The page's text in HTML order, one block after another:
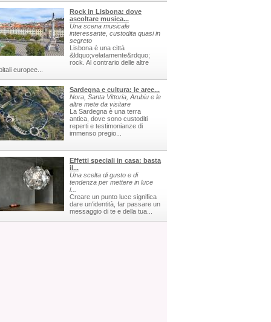
Rock in Lisbona: dove
ascoltare musica...
Una scena musicale
interessante, custodita quasi in
segreto
Lisbona è una città
&ldquo;velatamente&rdquo;
rock. Al contrario delle altre
europee...
Sardegna e cultura: le aree...
Nora, Santa Vittoria, Arubiu e le
altre mete da visitare
La Sardegna è una terra
antica, dove sono custoditi
reperti e testimonianze di
immenso pregio...
Effetti speciali in casa: basta
il...
Una scelta di gusto e di
tendenza per mettere in luce
i...
Creare un punto luce significa
dare un'identità, far passare un
messaggio di te e della tua...